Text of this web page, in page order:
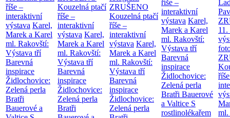
říše –
interaktivní
výstava Karel,
Marek a Karel
ml. Rakovští:
Výstava tří
Barevná
inspirace
Židlochovice:
Zelená perla
Bratři
Bauerové a
Kouzelná ptačí
říše –
interaktivní
výstava Karel,
Marek a Karel
ml. Rakovští:
Výstava tří
Barevná
inspirace
Židlochovice:
Zelená perla
Bratři
ZRUŠENO
Kouzelná ptačí
říše –
interaktivní
výstava Karel,
Marek a Karel
ml. Rakovští:
Výstava tří
Barevná
inspirace
Židlochovice:
Zelená perla
říše –
interaktivní
výstava Karel,
Marek a Karel
ml. Rakovští:
Výstava tří
Barevná
inspirace
Židlochovice:
Zelená perla
Bratři Bauerové
a Valtice S
rostlinolékařem
ml.